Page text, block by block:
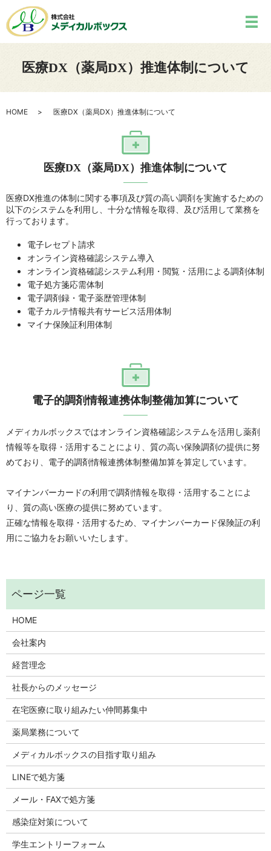
医療DX（薬局DX）推進体制について
HOME 医療DX（薬局DX）推進体制について
医療DX（薬局DX）推進体制について
医療DX推進の体制に関する事項及び質の高い調剤を実施するための
以下のシステムを利用し、十分な情報を取得、及び活用して業務を
行っております。
電子レセプト請求
オンライン資格確認システム導入
オンライン資格確認システム利用・閲覧・活用による調剤体制
電子処方箋応需体制
電子調剤録・電子薬歴管理体制
電子カルテ情報共有サービス活用体制
マイナ保険証利用体制
電子的調剤情報連携体制整備加算について
メディカルボックスではオンライン資格確認システムを活用し薬剤
情報等を取得・活用することにより、質の高い保険調剤の提供に努
めており、電子的調剤情報連携体制整備加算を算定しています。
マイナンバーカードの利用で調剤情報を取得・活用することによ
り、質の高い医療の提供に努めています。
正確な情報を取得・活用するため、マイナンバーカード保険証の利
用にご協力をお願いいたします。
HOME
会社案内
経営理念
社長からのメッセージ
在宅医療に取り組みたい仲間募集中
薬局業務について
メディカルボックスの目指す取り組み
LINEで処方箋
メール・FAXで処方箋
感染症対策について
学生エントリーフォーム